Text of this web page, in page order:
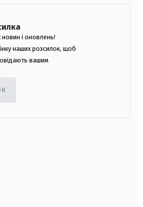
новин і оновлень!
наших розсилок, щоб
вашим